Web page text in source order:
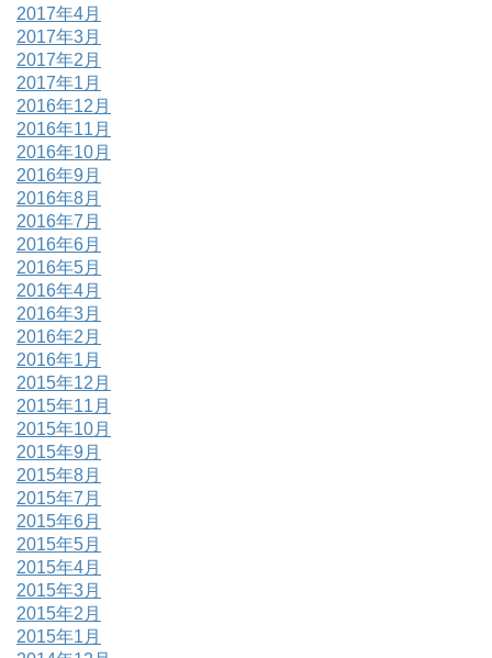
2017年4月
2017年3月
2017年2月
2017年1月
2016年12月
2016年11月
2016年10月
2016年9月
2016年8月
2016年7月
2016年6月
2016年5月
2016年4月
2016年3月
2016年2月
2016年1月
2015年12月
2015年11月
2015年10月
2015年9月
2015年8月
2015年7月
2015年6月
2015年5月
2015年4月
2015年3月
2015年2月
2015年1月